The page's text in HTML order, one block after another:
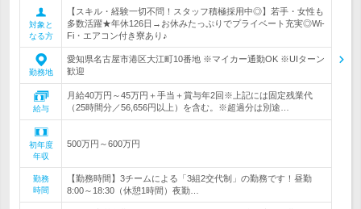
対象と
なる方
【スキル・経験一切不問！スタッフ積極採用中◎】若手・女性も
多数活躍★年休126日→お休みたっぷりでプライベート充実◎Wi-
Fi・エアコン付き寮あり♪
勤務地
愛知県名古屋市港区大江町10番地 ※マイカー通勤OK ※UIターン
歓迎
給与
月給40万円～45万円＋手当＋賞与年2回※上記には固定残業代
（25時間分／56,656円以上）を含む。※超過分は別途…
初年度
年収
500万円～600万円
勤務
時間
【勤務時間】3チームによる「3組2交代制」の勤務です！昼勤
8:00～18:30（休憩1時間）夜勤…